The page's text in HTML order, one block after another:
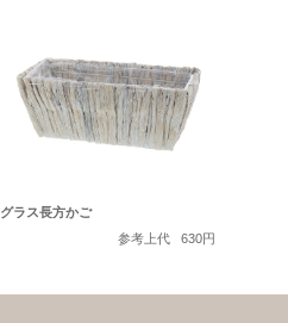
グラス長方かご
参考上代
630円